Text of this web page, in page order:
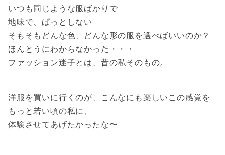
いつも同じような服ばかりで
地味で、ぱっとしない
そもそもどんな色、どんな形の服を選べばいいのか？
ほんとうにわからなかった・・・
ファッション迷子とは、昔の私そのもの。
洋服を買いに行くのが、
こんなにも楽しいこの感覚を
もっと若い頃の私に、
体験させてあげたかったな〜